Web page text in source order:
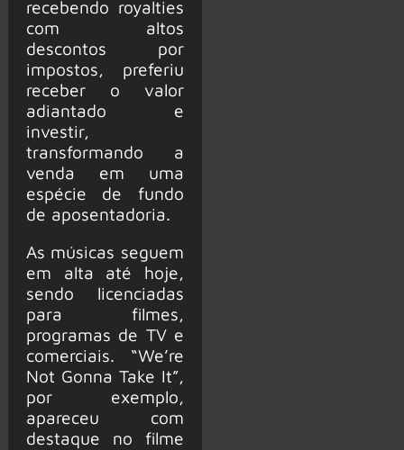
recebendo royalties
com altos
descontos por
impostos, preferiu
receber o valor
adiantado e
investir,
transformando a
venda em uma
espécie de fundo
de aposentadoria.
As músicas seguem
em alta até hoje,
sendo licenciadas
para filmes,
programas de TV e
comerciais. “We’re
Not Gonna Take It”,
por exemplo,
apareceu com
destaque no filme